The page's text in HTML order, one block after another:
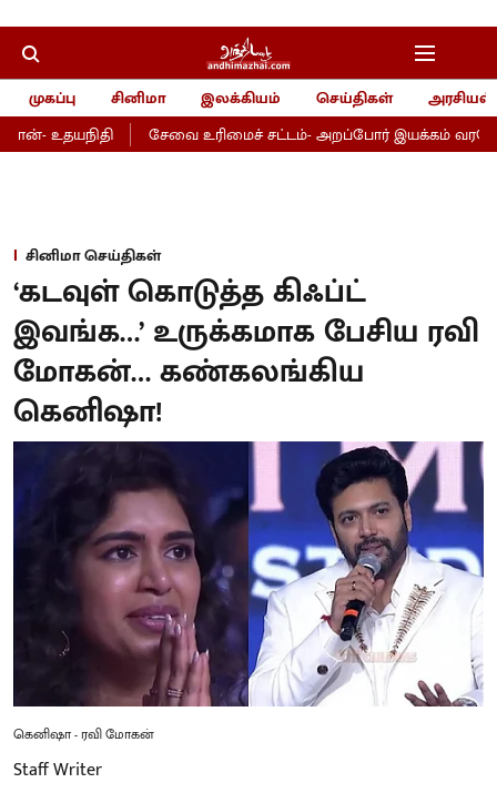
முகப்பு சினிமா இலக்கியம் செய்திகள்
அரசியல்
உதயநிதி
சேவை உரிமைச் சட்டம்- அறப்போர் இயக்கம்
சினிமா செய்திகள்
‘கடவுள் கொடுத்த கிஃப்ட்
இவங்க…’ உருக்கமாக பேசிய ரவி
மோகன்… கண்கலங்கிய
கெனிஷா!
கெனிஷா - ரவி மோகன்
Staff Writer